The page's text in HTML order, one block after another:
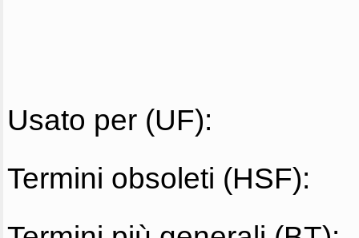
Usato per (UF):
Termini obsoleti (HSF):